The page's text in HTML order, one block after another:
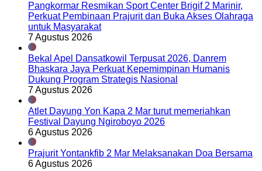
Pangkormar Resmikan Sport Center Brigif 2 Marinir,
Perkuat Pembinaan Prajurit dan Buka Akses Olahraga
untuk Masyarakat
7 Agustus 2026
Bekal Apel Dansatkowil Terpusat 2026, Danrem
Bhaskara Jaya Perkuat Kepemimpinan Humanis
Dukung Program Strategis Nasional
7 Agustus 2026
Atlet Dayung Yon Kapa 2 Mar turut memeriahkan
Festival Dayung Ngiroboyo 2026
6 Agustus 2026
Prajurit Yontankfib 2 Mar Melaksanakan Doa Bersama
6 Agustus 2026